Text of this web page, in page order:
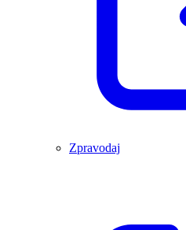
Zpravodaj